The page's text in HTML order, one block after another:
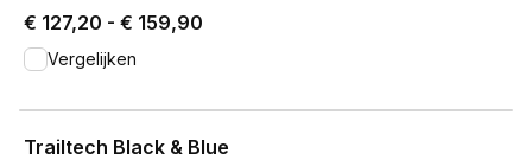
Price from € 127,20 to € 159,90.
€ 127,20 - € 159,90
Vergelijken
Trailtech Black & Blue